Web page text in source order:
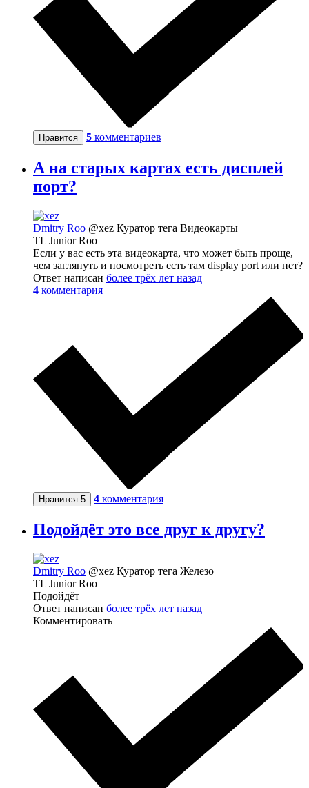
Нравится 5 комментариев
А на старых картах есть дисплей
порт?
Dmitry Roo @xez Куратор тега Видеокарты
TL Junior Roo
Если у вас есть эта видеокарта, что может быть проще,
чем заглянуть и посмотреть есть там display port или нет?
Ответ написан более трёх лет назад
4 комментария
Нравится 5 4 комментария
Подойдёт это все друг к другу?
Dmitry Roo @xez Куратор тега Железо
TL Junior Roo
Подойдёт
Ответ написан более трёх лет назад
Комментировать